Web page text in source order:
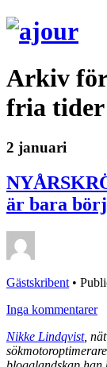
Arkiv
fria tider
2 januari
är bara
Gästskribent •
Inga kommentarer
Nikke Lindqvist,